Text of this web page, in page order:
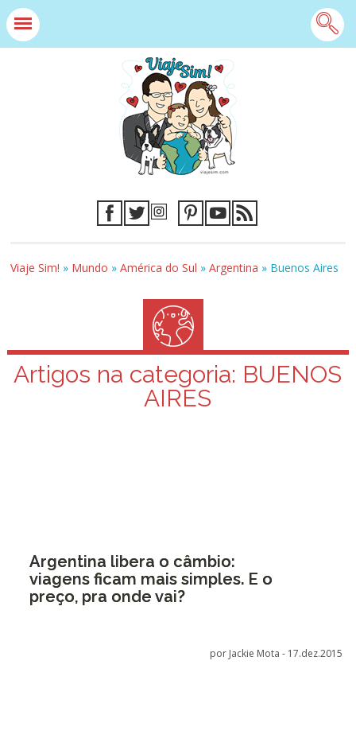
Viaje Sim! » Mundo »América do Sul »Argentina » Buenos Aires
Artigos na categoria: BUENOS
AIRES
Argentina libera o câmbio:
viagens ficam mais simples. E o
preço, pra onde vai?
por Jackie Mota - 17.dez.2015